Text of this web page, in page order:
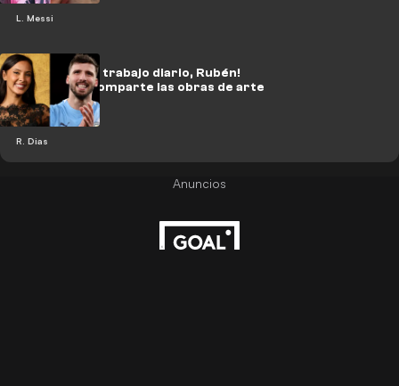
L. Messi
R. Dias
¡Sigue con tu trabajo diario, Rubén!
Maya Jama comparte las obras de arte
de Dias.